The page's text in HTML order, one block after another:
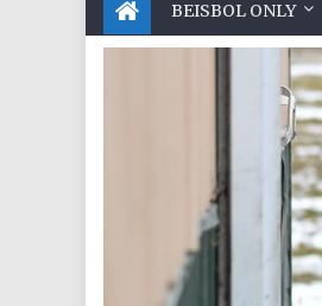
BEISBOL ONLY